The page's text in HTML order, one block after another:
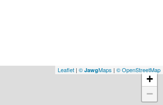
+
−
Leaflet | © JawgMaps | © OpenStreetMap